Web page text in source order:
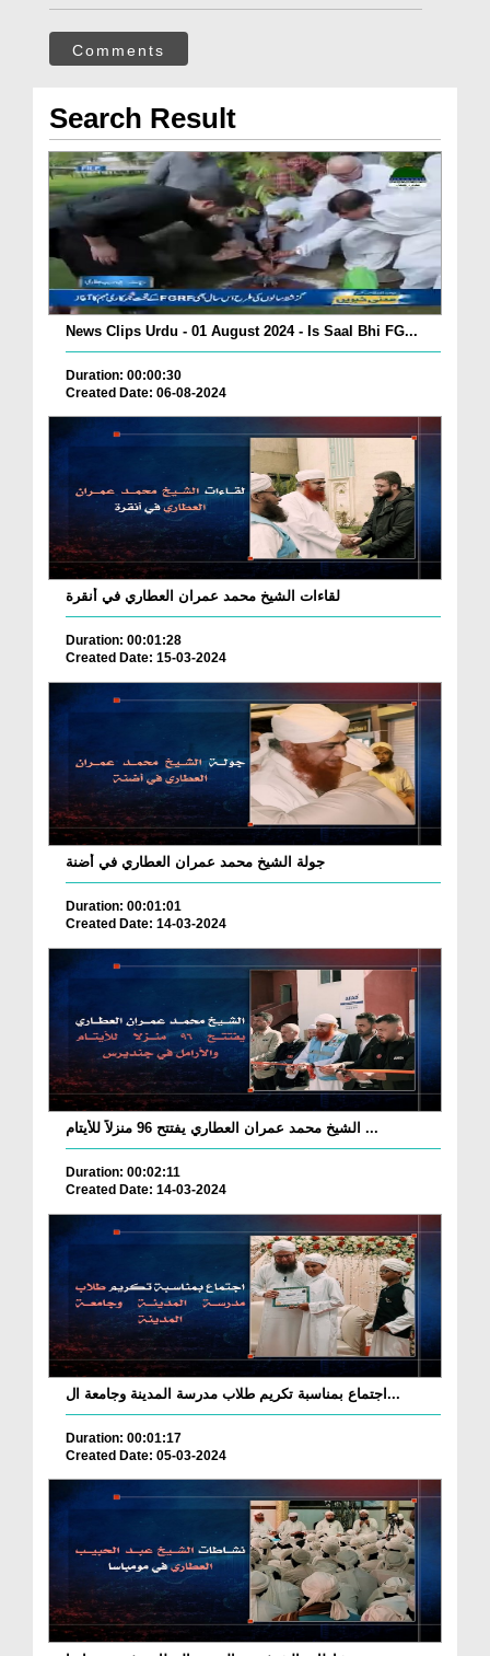
Comments
Search Result
News Clips Urdu - 01 August 2024 - Is Saal Bhi FG...
Duration: 00:00:30
Created Date: 06-08-2024
لقاءات الشيخ محمد عمران العطاري في أنقرة
Duration: 00:01:28
Created Date: 15-03-2024
جولة الشيخ محمد عمران العطاري في أضنة
Duration: 00:01:01
Created Date: 14-03-2024
الشيخ محمد عمران العطاري يفتتح 96 منزلاً للأيتام ...
Duration: 00:02:11
Created Date: 14-03-2024
اجتماع بمناسبة تكريم طلاب مدرسة المدينة وجامعة ال...
Duration: 00:01:17
Created Date: 05-03-2024